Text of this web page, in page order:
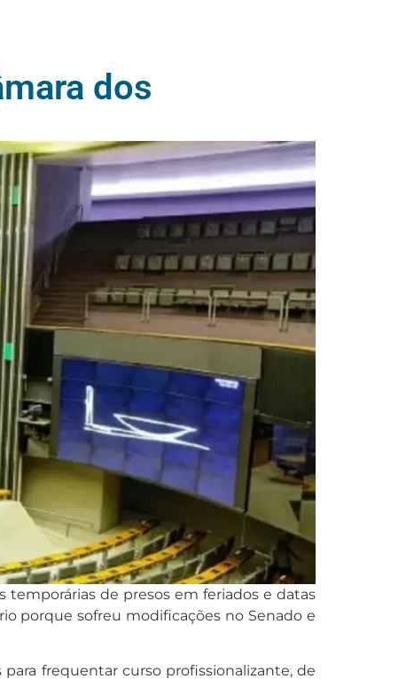
dos
temporárias de presos em feriados e datas
porque sofreu modificações no Senado e
frequentar curso profissionalizante, de